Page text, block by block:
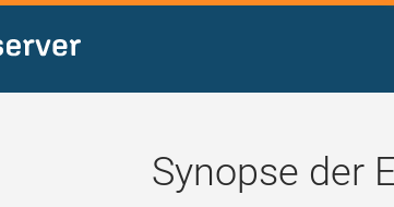
Synopse der